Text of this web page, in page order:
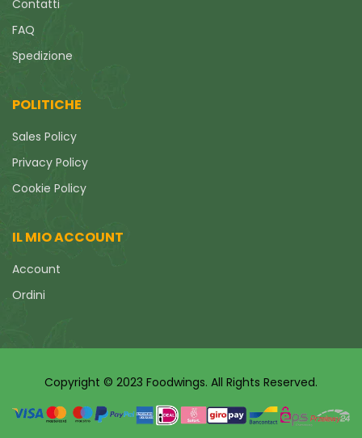
Contatti
FAQ
Spedizione
POLITICHE
Sales Policy
Privacy Policy
Cookie Policy
IL MIO ACCOUNT
Account
Ordini
Copyright © 2023 Foodwings. All Rights Reserved.